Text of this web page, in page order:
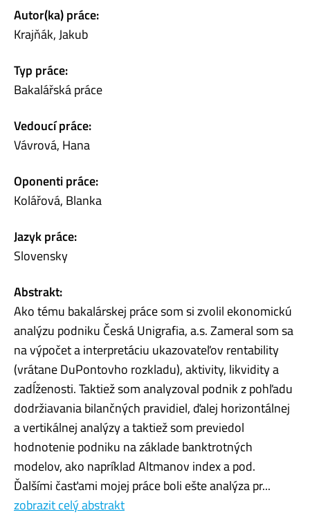
Autor(ka) práce:
Krajňák, Jakub
Typ práce:
Bakalářská práce
Vedoucí práce:
Vávrová, Hana
Oponenti práce:
Kolářová, Blanka
Jazyk práce:
Slovensky
Abstrakt:
Ako tému bakalárskej práce som si zvolil ekonomickú
analýzu podniku Česká Unigrafia, a.s. Zameral som sa
na výpočet a interpretáciu ukazovateľov rentability
(vrátane DuPontovho rozkladu), aktivity, likvidity a
zadĺženosti. Taktiež som analyzoval podnik z pohľadu
dodržiavania bilančných pravidiel, ďalej horizontálnej
a vertikálnej analýzy a taktiež som previedol
hodnotenie podniku na základe banktrotných
modelov, ako napríklad Altmanov index a pod.
Ďalšími časťami mojej práce boli ešte analýza pr...
zobrazit celý abstrakt